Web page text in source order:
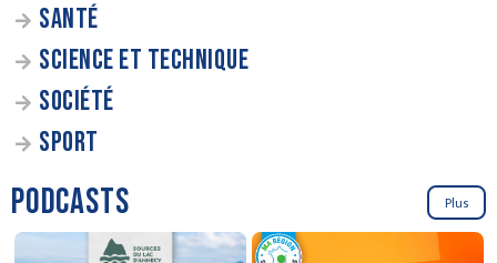
SANTÉ
SCIENCE ET TECHNIQUE
SOCIÉTÉ
SPORT
PODCASTS Plus